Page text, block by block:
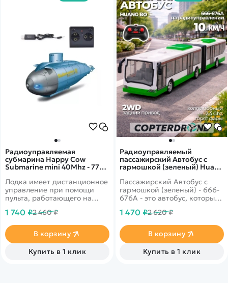
Радиоуправляемая
субмарина Happy Cow
Submarine mini 40Mhz - 777-
Лодка имеет дистанционное
управление при помощи
пульта, работающего на
водонепроницаемый корпус,
всплывать на поверхность.
1 740 ₽2 460 ₽
В корзину
Купить в 1 клик
Радиоуправляемый
пассажирский Автобус с
гармошкой (зеленый) Huang
Пассажирский Автобус с
гармошкой (зеленый) - 666-
676A - это автобус, который
дистанционного
виде руля с различными
кнопками.
1 470 ₽2 620 ₽
В корзину
Купить в 1 клик